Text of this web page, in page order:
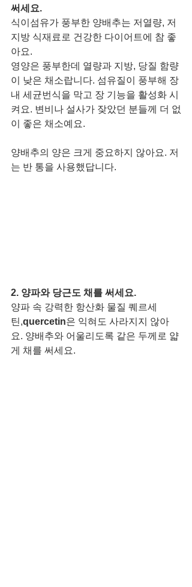
써세요.
식이섬유가 풍부한 양배추는 저열량, 저
지방 식재료로 건강한 다이어트에 참 좋
아요.
영양은 풍부한데 열량과 지방, 당질 함량
이 낮은 채소랍니다. 섬유질이 풍부해 장
내 세균번식을 막고 장 기능을 활성화 시
켜요. 변비나 설사가 잦았던 분들께 더 없
이 좋은 채소예요.
양배추의 양은 크게 중요하지 않아요. 저
는 반 통을 사용했답니다.
2. 양파와 당근도 채를 써세요.
양파 속 강력한 항산화 물질 퀘르세
틴,quercetin은 익혀도 사라지지 않아
요. 양배추와 어울리도록 같은 두께로 얇
게 채를 써세요.